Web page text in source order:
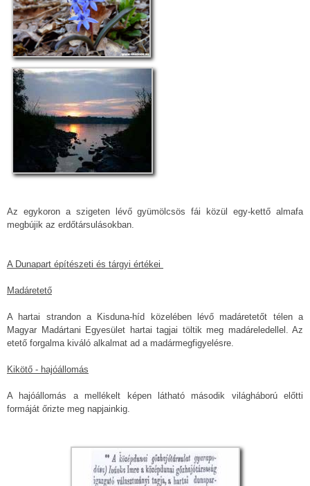
Az egykoron a szigeten lévő gyümölcsös fái közül egy-kettő almafa
megbújik az erdőtársulásokban.
A Dunapart építészeti és tárgyi értékei
Madáretető
A hartai strandon a Kisduna-híd közelében lévő madáretetőt télen a
Magyar Madártani Egyesület hartai tagjai töltik meg madáreledellel. Az
etető forgalma kiváló alkalmat ad a madármegfigyelésre.
Kikötő - hajóállomás
A hajóállomás a mellékelt képen látható második világháború előtti
formáját őrizte meg napjainkig.